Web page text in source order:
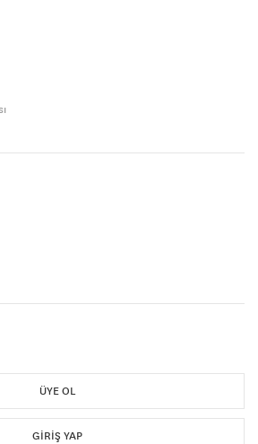
ÜYE OL
GIRIŞ YAP